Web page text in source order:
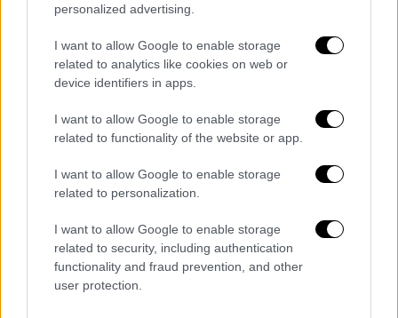
personalized advertising.
I want to allow Google to enable storage
related to analytics like cookies on web or
device identifiers in apps.
I want to allow Google to enable storage
related to functionality of the website or app.
I want to allow Google to enable storage
related to personalization.
I want to allow Google to enable storage
related to security, including authentication
functionality and fraud prevention, and other
user protection.
Τεχνολογία |27.01.2025 22:32
Google Maps: Ξεκινά η τρισδιάστατη
χαρτογράφηση περιοχών της Ελλάδας -
Στους δρόμους τα ειδικά αυτοκίνητα
Η Google ξεκινά την τρισδιάστατη
χαρτογράφηση περιοχών της Ελλάδας